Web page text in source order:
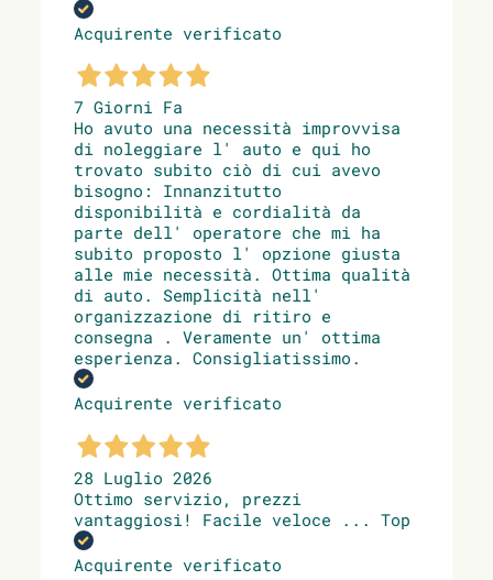
Acquirente verificato
7 Giorni Fa
Ho avuto una necessità improvvisa
di noleggiare l' auto e qui ho
trovato subito ciò di cui avevo
bisogno: Innanzitutto
disponibilità e cordialità da
parte dell' operatore che mi ha
subito proposto l' opzione giusta
alle mie necessità. Ottima qualità
di auto. Semplicità nell'
organizzazione di ritiro e
consegna . Veramente un' ottima
esperienza. Consigliatissimo.
Acquirente verificato
28 Luglio 2026
Ottimo servizio, prezzi
vantaggiosi! Facile veloce ... Top
Acquirente verificato